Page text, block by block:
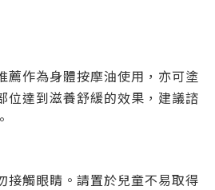
薦作為身體按摩油使用，亦可塗
位達到滋養舒緩的效果，建議諮
接觸眼睛。請置於兒童不易取得